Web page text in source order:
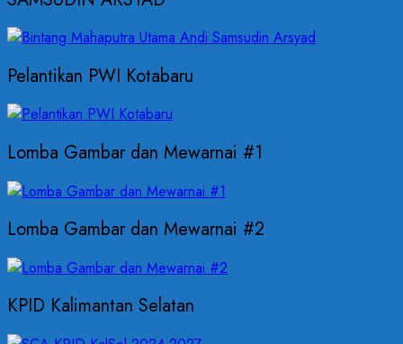
Pelantikan PWI Kotabaru
Lomba Gambar dan Mewarnai #1
Lomba Gambar dan Mewarnai #2
KPID Kalimantan Selatan